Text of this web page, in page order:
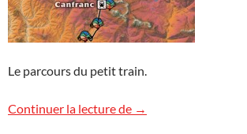
Le parcours du petit train.
Continuer la lecture de Le GéoTrain Pyrénéen
→